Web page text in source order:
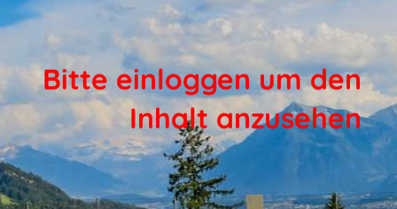
Bitte einloggen um den
Inhalt anzusehen